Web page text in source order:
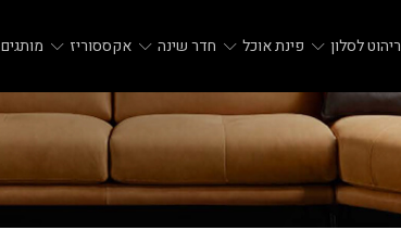
ריהוט לסלון פינת אוכל חדר שינה אקססוריז מותגים